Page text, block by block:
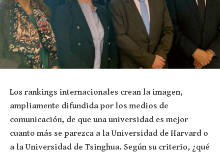
Los rankings internacionales crean la imagen,
ampliamente difundida por los medios de
comunicación, de que una universidad es mejor
cuanto más se parezca a la Universidad de Harvard o
a la Universidad de Tsinghua. Según su criterio, ¿qué